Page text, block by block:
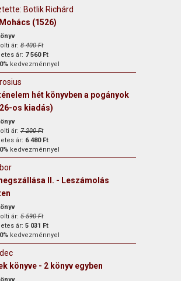
Botlik Richárd
(1526)
ár:8 400 Ft
ár: 7 560 Ft
kedvezménnyel
hét könyvben a pogányok
os kiadás)
ár:7 200 Ft
ár: 6 480 Ft
kedvezménnyel
II. - Leszámolás
ár:5 590 Ft
ár: 5 031 Ft
kedvezménnyel
könyve - 2 könyv egyben